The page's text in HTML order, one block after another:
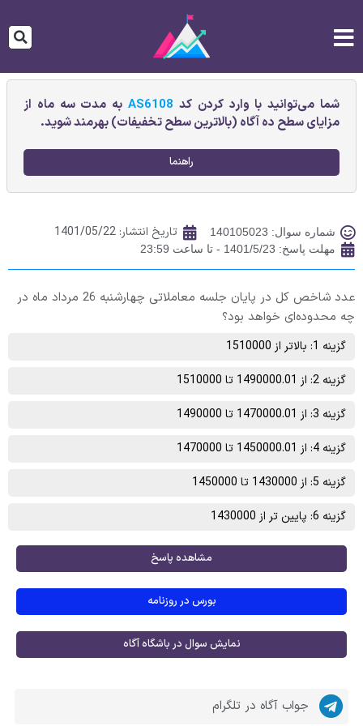
شما می‌توانید با وارد کردن کد AS6108به مدت سه ماه از
مزایای سطح ده آگاه (بالاترین سطح تخفیفات) بهرمند شوید.
راهنما
شماره سوال: 140105023 تاریخ انتشار: 1401/05/22
مهلت پاسخ: 1401/5/23 - تا ساعت 23:59
عدد شاخص کل در پایان جلسه معاملاتی چهارشنبه 26 مرداد ماه در
چه محدوده‌ای خواهد بود؟
گزینه 1: بالاتر از 1510000
گزینه 2: از 1490000.01 تا 1510000
گزینه 3: از 1470000.01 تا 1490000
گزینه 4: از 1450000.01 تا 1470000
گزینه 5: از 1430000 تا 1450000
گزینه 6: پایین تر از 1430000
مشاهده پاسخ
بورس در روزنامه
نمایش سوال در باشگاه آگاه
جواب آگاه در تلگرام